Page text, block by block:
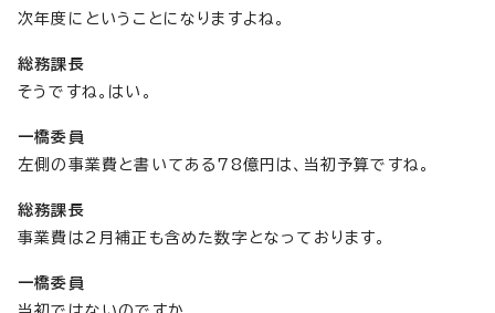
次年度にということになりますよね。
総務課長
そうですね。はい。
一橋委員
左側の事業費と書いてある78億円は、当初予算ですね。
総務課長
事業費は2月補正も含めた数字となっております。
一橋委員